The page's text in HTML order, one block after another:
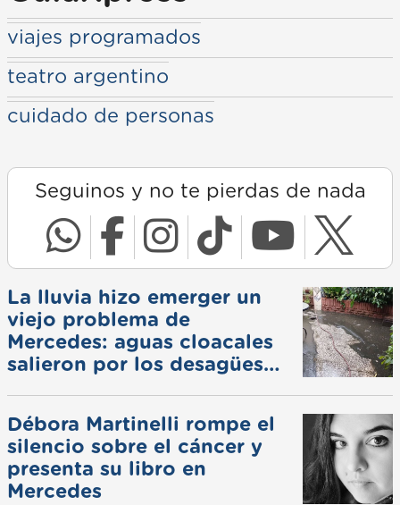
viajes programados
teatro argentino
cuidado de personas
Seguinos y no te pierdas de nada
La lluvia hizo emerger un
viejo problema de
Mercedes: aguas cloacales
salieron por los desagües
Débora Martinelli rompe el
silencio sobre el cáncer y
presenta su libro en
Mercedes